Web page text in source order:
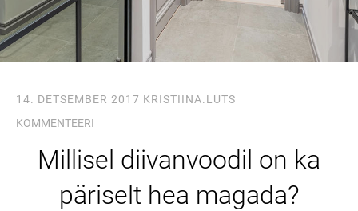
14. DETSEMBER 2017 KRISTIINA.LUTS
KOMMENTEERI
Millisel diivanvoodil on ka
päriselt hea magada?